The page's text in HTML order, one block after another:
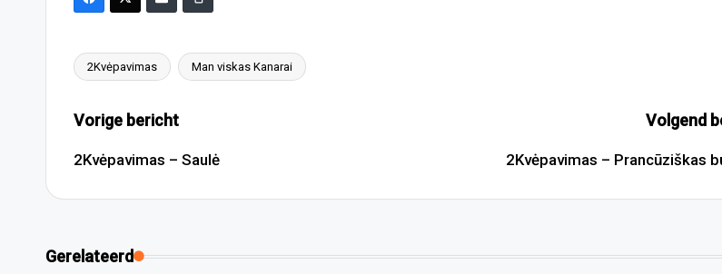
Tags:
2Kvėpavimas Man viskas Kanarai
Bericht
navigatie
Vorige bericht
2Kvėpavimas – Saulė
Volgend
2Kvėpavimas – Prancūziškas
Gerelateerd